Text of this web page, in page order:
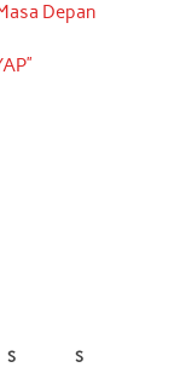
Depan
S S